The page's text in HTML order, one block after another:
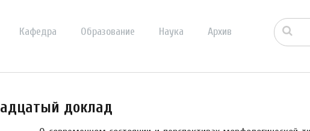
Кафедра Образование Наука Архив
доклад